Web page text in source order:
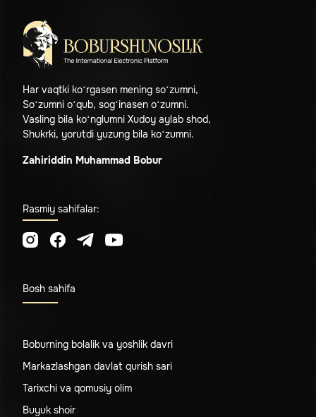
Har vaqtki ko‘rgasen mening so‘zumni,
So‘zumni o‘qub, sog‘inasen o‘zumni.
Vasling bila ko‘nglumni Xudoy aylab shod,
Shukrki, yorutdi yuzung bila ko‘zumni.
Zahiriddin Muhammad Bobur
Rasmiy sahifalar:
Bosh sahifa
Boburning bolalik va yoshlik davri
Markazlashgan davlat qurish sari
Tarixchi va qomusiy olim
Buyuk shoir